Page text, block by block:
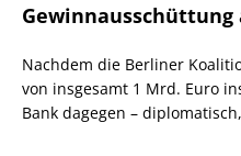
Gewinnausschüttung
Nachdem die Berliner
von insgesamt 1 Mrd. Euro
Bank dagegen –